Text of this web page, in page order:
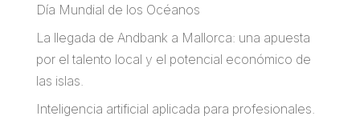
Día Mundial de los Océanos
La llegada de Andbank a Mallorca: una apuesta
por el talento local y el potencial económico de
las islas.
Inteligencia artificial aplicada para profesionales.